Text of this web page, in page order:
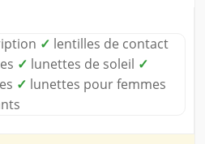
✓ lentilles de contact
✓ lunettes de soleil ✓
✓ lunettes pour femmes